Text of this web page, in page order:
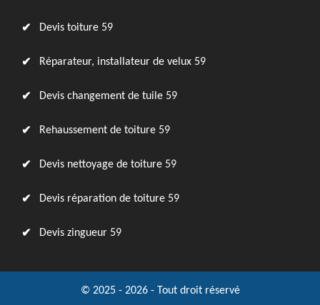
Devis toiture 59
Réparateur, installateur de velux 59
Devis changement de tuile 59
Rehaussement de toiture 59
Devis nettoyage de toiture 59
Devis réparation de toiture 59
Devis zingueur 59
© 2025 - 2026 - Tout droit réservé